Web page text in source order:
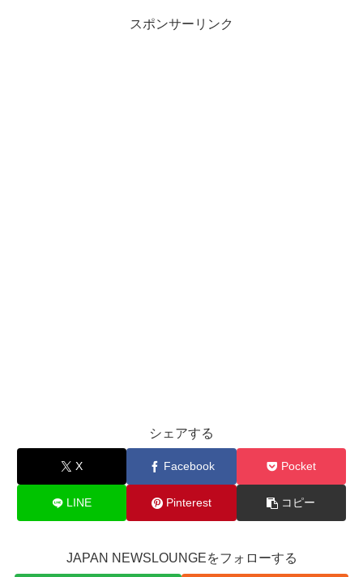
スポンサーリンク
シェアする
X Facebook Pocket
LINE Pinterest コピー
JAPAN NEWSLOUNGEをフォローする